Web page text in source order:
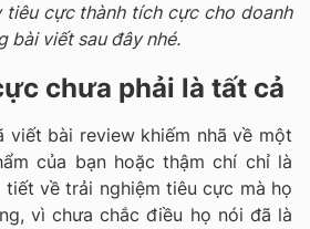
tiêu cực thành tích cực cho doanh
bài viết sau đây nhé.
chưa phải là tất cả
viết bài review khiếm nhã về một
của bạn hoặc thậm chí chỉ là
về trải nghiệm tiêu cực mà họ
vì chưa chắc điều họ nói đã là